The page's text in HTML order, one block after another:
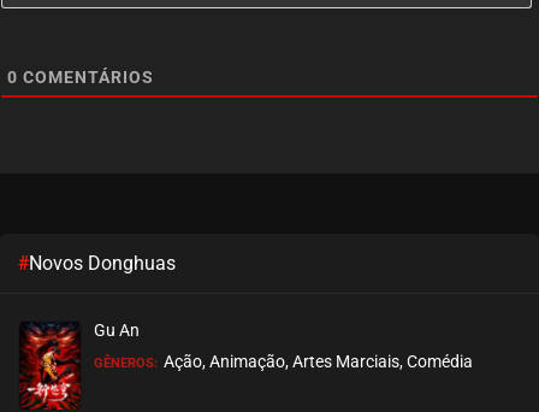
0 COMENTÁRIOS
#Novos Donghuas
Gu An
GÊNEROS: Ação, Animação, Artes Marciais, Comédia